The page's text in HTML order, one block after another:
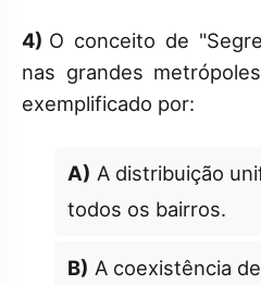
4) O conceito de
nas grandes
exemplificado por:
A) A distribuição
todos os bairros.
B) A coexistência